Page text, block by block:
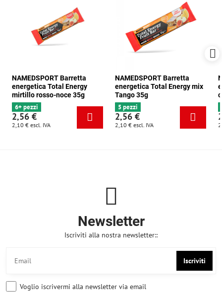
NAMEDSPORT Barretta
energetica Total Energy
mirtillo rosso-noce 35g
6+ pezzi
2,56 €
2,10 € escl. IVA
NAMEDSPORT Barretta
energetica Total Energy mix
Tango 35g
5 pezzi
2,56 €
2,10 € escl. IVA
Newsletter
Iscriviti alla nostra newsletter::
Iscriviti
Voglio iscrivermi alla newsletter via email